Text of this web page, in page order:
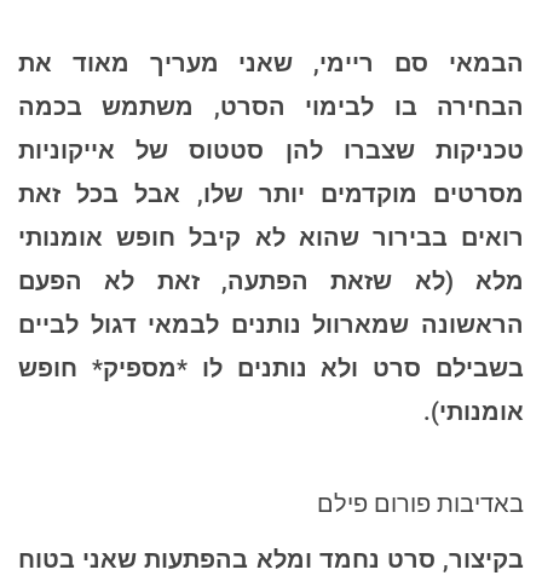
הבמאי סם ריימי, שאני מעריך מאוד את
הבחירה בו לבימוי הסרט, משתמש בכמה
טכניקות שצברו להן סטטוס של אייקוניות
מסרטים מוקדמים יותר שלו, אבל בכל זאת
רואים בבירור שהוא לא קיבל חופש אומנותי
מלא (לא שזאת הפתעה, זאת לא הפעם
הראשונה שמארוול נותנים לבמאי דגול לביים
בשבילם סרט ולא נותנים לו *מספיק* חופש
אומנותי).
באדיבות פורום פילם
בקיצור, סרט נחמד ומלא בהפתעות שאני בטוח